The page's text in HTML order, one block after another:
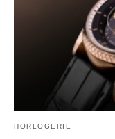
HORLOGERIE